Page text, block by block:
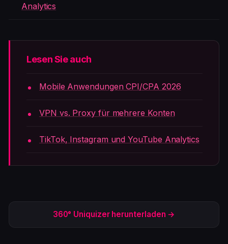
Analytics
Lesen Sie auch
Mobile Anwendungen CPI/CPA 2026
VPN vs. Proxy für mehrere Konten
TikTok, Instagram und YouTube Analytics
360° Uniquizer herunterladen →